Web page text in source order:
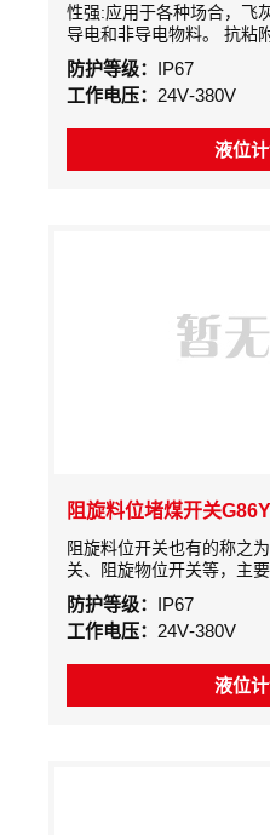
性强:应用于各种场合，飞
导电和非导电物料。 抗粘
物料的粘附而产生虚假信
器可分离，无电缆连接，
头耐高低温:探头适台
防护等级： IP67
工作电压： 24V-380V
液位
阻旋料位堵煤开关
阻旋料位开关也有的称之
关、阻旋物位开关等，主
不同名称。阻旋式料位开
后，带动检测叶片慢速旋转
防护等级： IP67
工作电压： 24V-380V
液位